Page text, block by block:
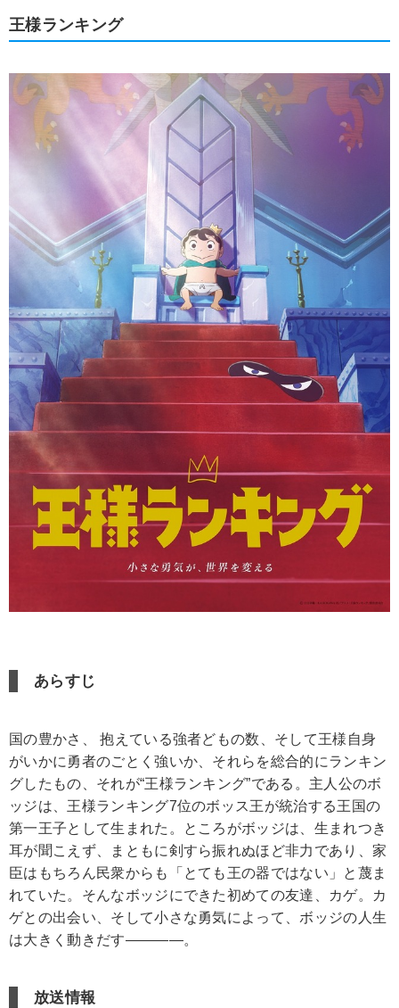
王様ランキング
あらすじ
国の豊かさ、 抱えている強者どもの数、そして王様自身
がいかに勇者のごとく強いか、それらを総合的にランキン
グしたもの、それが“王様ランキング”である。主人公のボ
ッジは、王様ランキング7位のボッス王が統治する王国の
第一王子として生まれた。ところがボッジは、生まれつき
耳が聞こえず、まともに剣すら振れぬほど非力であり、家
臣はもちろん民衆からも「とても王の器ではない」と蔑ま
れていた。そんなボッジにできた初めての友達、カゲ。カ
ゲとの出会い、そして小さな勇気によって、ボッジの人生
は大きく動きだす――――。
放送情報